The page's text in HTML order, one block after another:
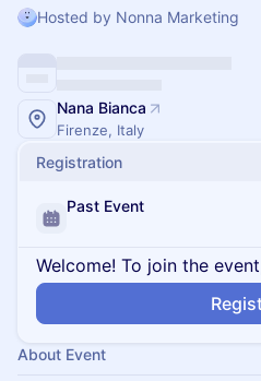
Hosted by Nonna Marketing
Nana Bianca
Firenze, Italy
Registration
Past Event
Welcome! To join the
About Event